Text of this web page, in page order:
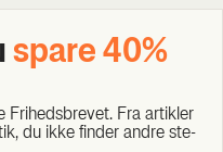
spa­re 40%
Fri­heds­bre­vet. Fra artik­ler
du ikke fin­der andre ste­